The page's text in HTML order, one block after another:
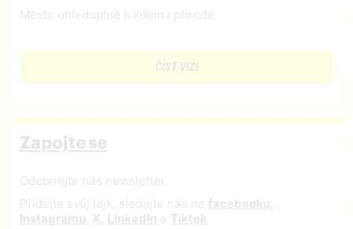
Město ohleduplné k lidem i přírodě
ČÍST VIZI
Zapojte se
Odebírejte náš newsletter
Přidejte svůj lajk, sledujte nás na facebooku
Instagramu X LinkedIn a Tiktok